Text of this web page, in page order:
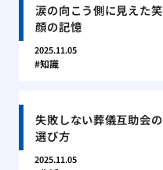
涙の向こう側に見えた笑
顔の記憶
2025.11.05
知識
失敗しない葬儀互助会の
選び方
2025.11.05